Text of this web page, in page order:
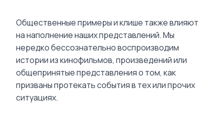
Общественные примеры и клише также влияют
на наполнение наших представлений. Мы
нередко бессознательно воспроизводим
истории из кинофильмов, произведений или
общепринятые представления о том, как
призваны протекать события в тех или прочих
ситуациях.